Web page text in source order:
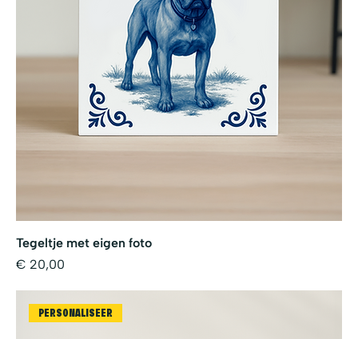
Tegeltje met eigen foto
Prijs
€ 20,00
PERSONALISEER